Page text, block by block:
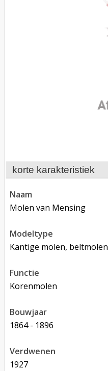
korte karakteristiek
naam
Molen van Mensing
modeltype
Kantige molen, beltmolen
functie
korenmolen
bouwjaar
1864 - 1896
verdwenen
1927